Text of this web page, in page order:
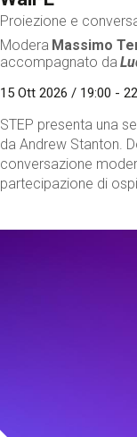
Proiezione e
Modera Massimo
accompagnato da
15 Ott 2026 / 19:00 -
STEP presenta una
da Andrew Stanton.
conversazione
partecipazione di